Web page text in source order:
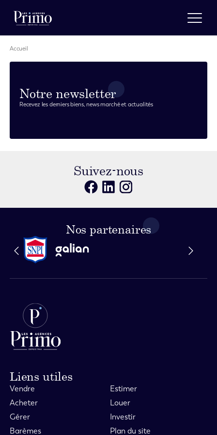
Estimer
Louer
Nos agences
A propos
Actualités
Recrutement
Accueil
Notre newsletter
Recevez les derniers biens, news marché et actualités
Suivez-nous
Nos partenaires
Liens utiles
Vendre
Estimer
Acheter
Louer
Gérer
Investir
Barèmes
Plan du site